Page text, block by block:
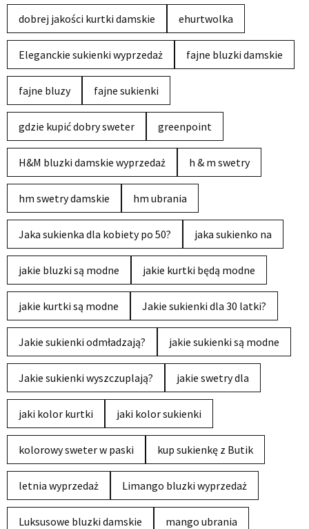
dobrej jakości kurtki damskie ehurtwolka
Eleganckie sukienki wyprzedaż fajne bluzki damskie
fajne bluzy fajne sukienki
gdzie kupić dobry sweter greenpoint
H&M bluzki damskie wyprzedaż h & m swetry
hm swetry damskie hm ubrania
Jaka sukienka dla kobiety po 50? jaka sukienko na
jakie bluzki są modne jakie kurtki będą modne
jakie kurtki są modne Jakie sukienki dla 30 latki?
Jakie sukienki odmładzają? jakie sukienki są modne
Jakie sukienki wyszczuplają? jakie swetry dla
jaki kolor kurtki jaki kolor sukienki
kolorowy sweter w paski kup sukienkę z Butik
letnia wyprzedaż Limango bluzki wyprzedaż
Luksusowe bluzki damskie mango ubrania